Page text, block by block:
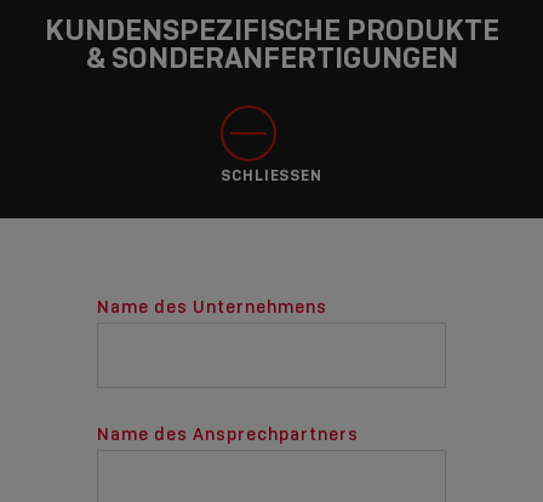
KUNDENSPEZIFISCHE PRODUKTE
& SONDERANFERTIGUNGEN
SCHLIESSEN
Name des Unternehmens
Name des Ansprechpartners